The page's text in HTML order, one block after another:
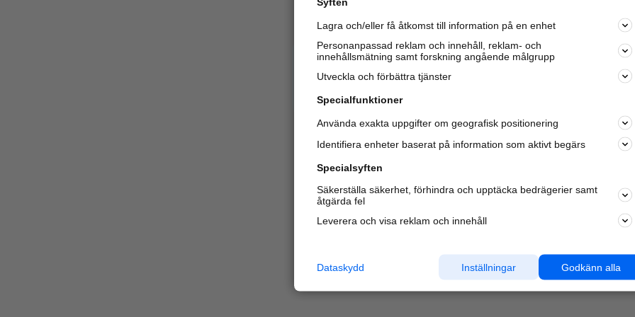
Varje vecka besöker du och 4 miljonerandra härliga
oss för att hitta rätt lokal information om företag,
Lagra och/eller få åtkomst till information på en enhet
Personanpassad reklam och innehåll, reklam- och
innehållsmätning samt forskning angående målgrupp
Utveckla och förbättra tjänster
Specialfunktioner
Använda exakta uppgifter om geografisk positionering
Identifiera enheter baserat på information som aktivt begärs
Specialsyften
Säkerställa säkerhet, förhindra och upptäcka bedrägerier samt
åtgärda fel
Leverera och visa reklam och innehåll
Godkänn alla
Inställningar
Dataskydd